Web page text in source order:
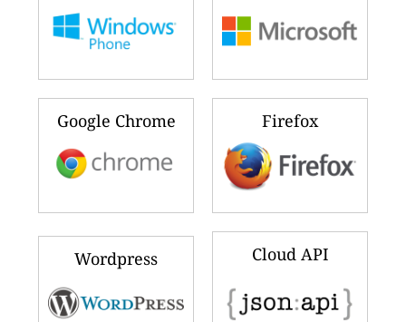
Google Chrome Firefox
Wordpress Cloud API